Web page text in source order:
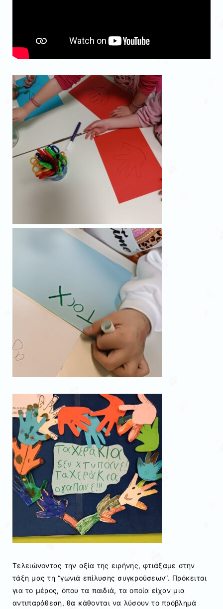
Τελειώνοντας την αξία της ειρήνης, φτιάξαμε στην
τάξη μας τη “γωνιά επίλυσης συγκρούσεων”. Πρόκειται
για το μέρος, όπου τα παιδιά, τα οποία είχαν μια
αντιπαράθεση, θα κάθονται να λύσουν το πρόβλημά